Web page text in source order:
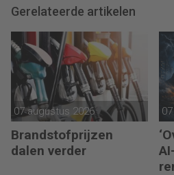
Gerelateerde artikelen
07 augustus 2026
Brandstofprijzen
dalen verder